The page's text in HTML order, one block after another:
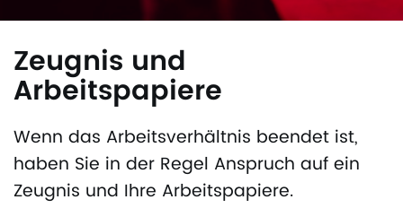
Zeugnis und
Arbeitspapiere
Wenn das Arbeitsverhältnis beendet ist,
haben Sie in der Regel Anspruch auf ein
Zeugnis und Ihre Arbeitspapiere.